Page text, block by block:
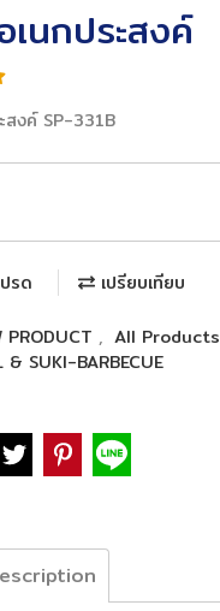
นกประสงค์
สงค์ SP-331B
รด เปรียบเทียบ
PRODUCT , All Products
& SUKI-BARBECUE